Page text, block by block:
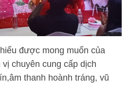
hiểu được mong muốn của
chuyên cung cấp dịch
thanh hoành tráng, vũ